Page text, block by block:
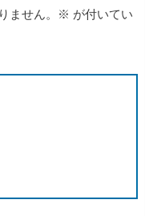
ません。 ※ が付いてい